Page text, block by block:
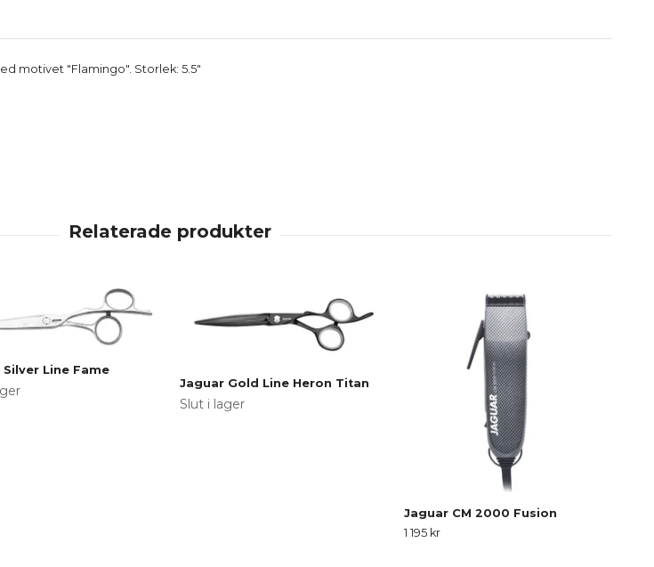
motivet "Flamingo". Storlek: 5.5"
Line Fame
Jaguar Gold Line Heron Titan
Slut i lager
Jaguar CM 2000 Fusion
1 195 kr